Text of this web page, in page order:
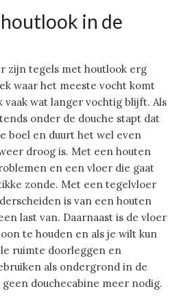
in de
zijn tegels met houtlook erg
waar het meeste vocht komt
vaak wat langer vochtig blijft. Als
onder de douche stapt dat
boel en duurt het wel even
droog is. Met een houten
en een vloer die gaat
zonde. Met een tegelvloer
is van een houten
last van. Daarnaast is de vloer
te houden en als je wilt kun
ruimte doorleggen en
als ondergrond in de
geen douchecabine meer nodig.